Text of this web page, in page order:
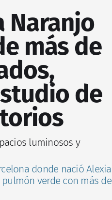
Naranjo
más de
de
luminosos y
donde nació Alexia
verde con más de